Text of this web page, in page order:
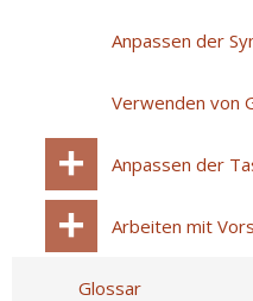
Anpassen der
Verwenden von
Anpassen der
Arbeiten mit
Glossar